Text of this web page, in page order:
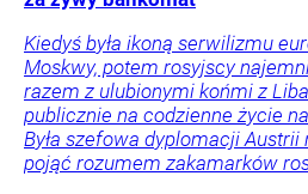
Kiedyś była ikoną serwilizmu
Moskwy, potem rosyjscy
razem z ulubionymi końmi z
publicznie na codzienne życie
Była szefowa dyplomacji
pojąć rozumem zakamarków